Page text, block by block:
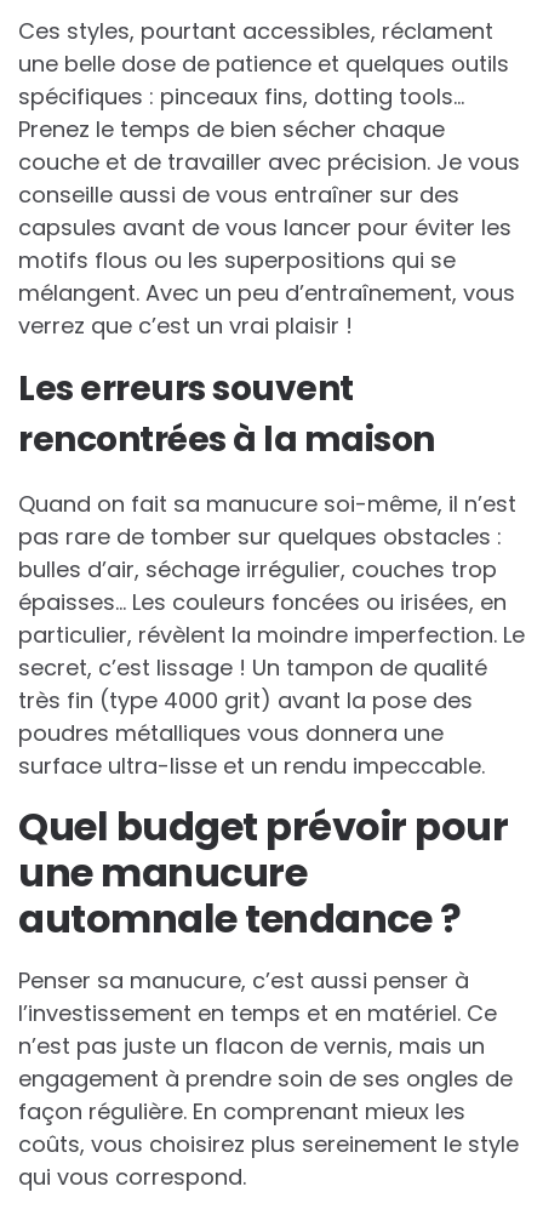
Ces styles, pourtant accessibles, réclament
une belle dose de patience et quelques outils
spécifiques : pinceaux fins, dotting tools…
Prenez le temps de bien sécher chaque
couche et de travailler avec précision. Je vous
conseille aussi de vous entraîner sur des
capsules avant de vous lancer pour éviter les
motifs flous ou les superpositions qui se
mélangent. Avec un peu d’entraînement, vous
verrez que c’est un vrai plaisir !
Les erreurs souvent
rencontrées à la maison
Quand on fait sa manucure soi-même, il n’est
pas rare de tomber sur quelques obstacles :
bulles d’air, séchage irrégulier, couches trop
épaisses… Les couleurs foncées ou irisées, en
particulier, révèlent la moindre imperfection. Le
secret, c’est lissage ! Un tampon de qualité
très fin (type 4000 grit) avant la pose des
poudres métalliques vous donnera une
surface ultra-lisse et un rendu impeccable.
Quel budget prévoir pour
une manucure
automnale tendance ?
Penser sa manucure, c’est aussi penser à
l’investissement en temps et en matériel. Ce
n’est pas juste un flacon de vernis, mais un
engagement à prendre soin de ses ongles de
façon régulière. En comprenant mieux les
coûts, vous choisirez plus sereinement le style
qui vous correspond.